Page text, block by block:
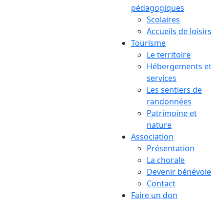
pédagogiques
Scolaires
Accueils de loisirs
Tourisme
Le territoire
Hébergements et
services
Les sentiers de
randonnées
Patrimoine et
nature
Association
Présentation
La chorale
Devenir bénévole
Contact
Faire un don